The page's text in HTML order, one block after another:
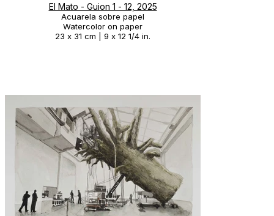
El Mato - Guion 1 - 12, 2025
Acuarela sobre papel
Watercolor on paper
23 x 31 cm | 9 x 12 1/4 in.